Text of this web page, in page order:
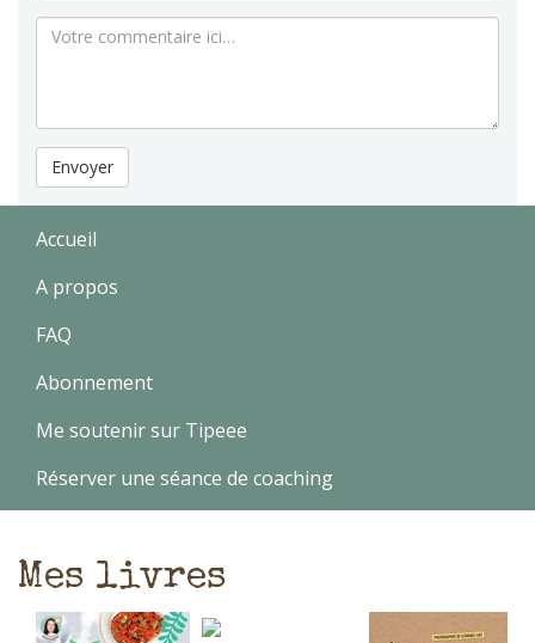
Envoyer
Accueil
A propos
FAQ
Abonnement
Me soutenir sur Tipeee
Réserver une séance de coaching
Mes livres